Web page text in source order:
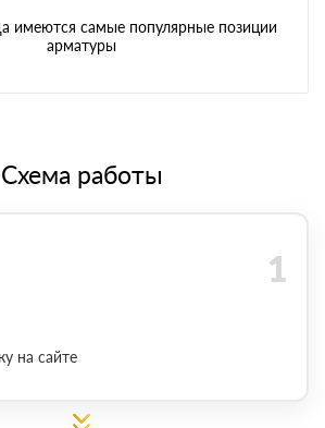
имеются самые популярные позиции
арматуры
Схема работы
на сайте